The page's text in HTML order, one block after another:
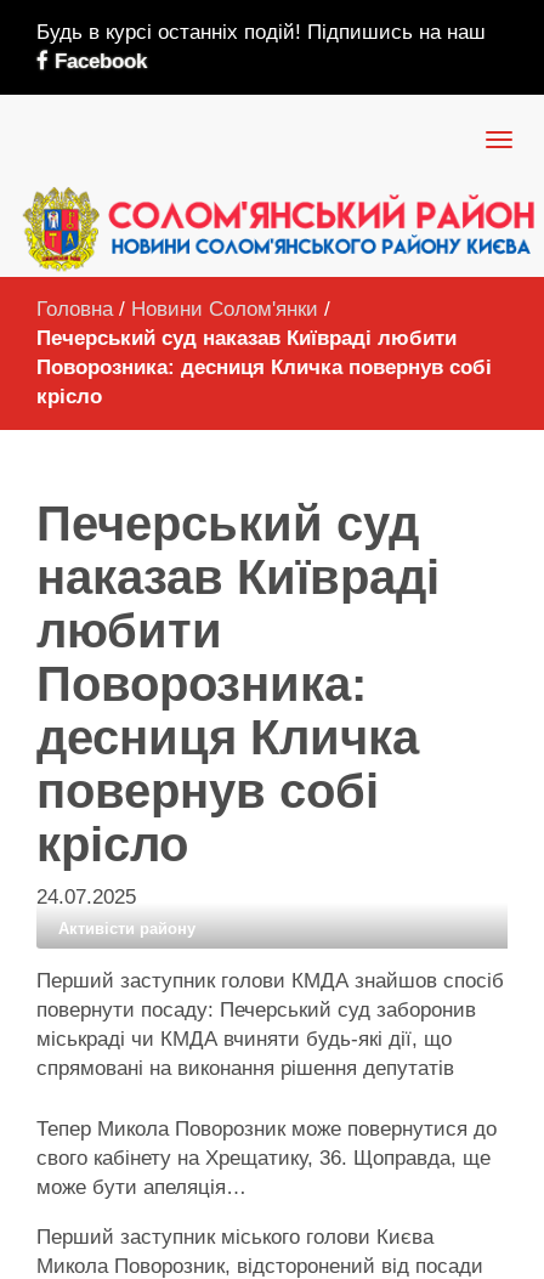
Будь в курсі останніх подій! Підпишись на наш
Facebook
Головна / Новини Солом'янки /
Печерський суд наказав Київраді любити
Поворозника: десниця Кличка повернув собі
крісло
Печерський суд
наказав Київраді
любити
Поворозника:
десниця Кличка
повернув собі
крісло
24.07.2025
Активісти району
Перший заступник голови КМДА знайшов спосіб
повернути посаду: Печерський суд заборонив
міськраді чи КМДА вчиняти будь-які дії, що
спрямовані на виконання рішення депутатів
Тепер Микола Поворозник може повернутися до
свого кабінету на Хрещатику, 36. Щоправда, ще
може бути апеляція…
Перший заступник міського голови Києва
Микола Поворозник, відсторонений від посади